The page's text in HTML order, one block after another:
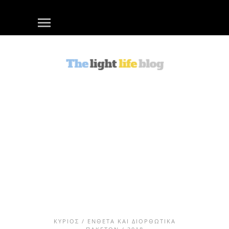
ΚΎΡΙΟΣ / ΈΝΘΕΤΑ ΚΑΙ ΔΙΟΡΘΩΤΙΚΆ